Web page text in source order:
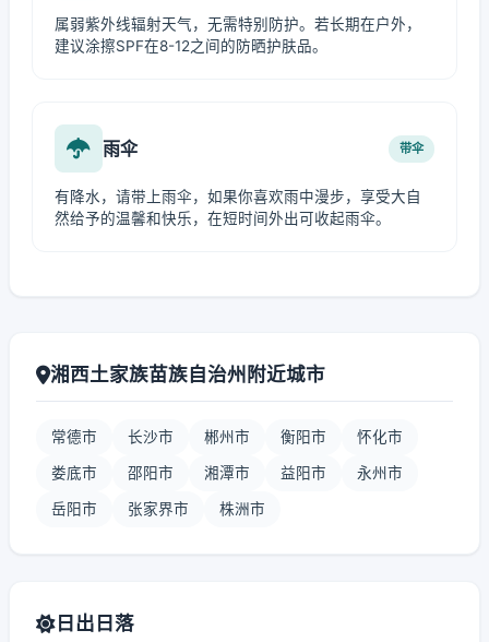
属弱紫外线辐射天气，无需特别防护。若长期在户外，
建议涂擦SPF在8-12之间的防晒护肤品。
雨伞 带伞
有降水，请带上雨伞，如果你喜欢雨中漫步，享受大自
然给予的温馨和快乐，在短时间外出可收起雨伞。
湘西土家族苗族自治州附近城市
常德市 长沙市 郴州市 衡阳市 怀化市
娄底市 邵阳市 湘潭市 益阳市 永州市
岳阳市 张家界市 株洲市
日出日落